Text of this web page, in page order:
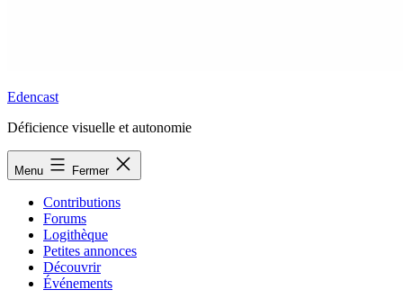
Edencast
Déficience visuelle et autonomie
Menu Fermer
Contributions
Forums
Logithèque
Petites annonces
Découvrir
Événements